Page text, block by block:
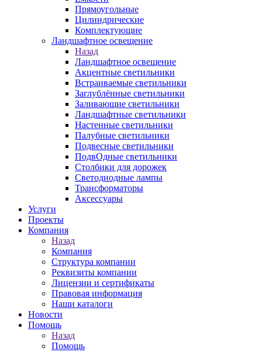
Прямоугольные
Цилиндрические
Комплектующие
Ландшафтное освещение
Назад
Ландшафтное освещение
Акцентные светильники
Встраиваемые светильники
Заглублённые светильники
Заливающие светильники
Ландшафтные светильники
Настенные светильники
Палубные светильники
Подвесные светильники
ПодвОдные светильники
Столбики для дорожек
Светодиодные лампы
Трансформаторы
Аксессуары
Услуги
Проекты
Компания
Назад
Компания
Структура компании
Реквизиты компании
Лицензии и сертификаты
Правовая информация
Наши каталоги
Новости
Помощь
Назад
Помощь